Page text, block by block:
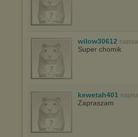
wilow30612
Super chomik
kewetah401
Zapraszam